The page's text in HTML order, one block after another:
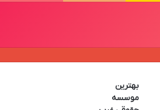
بهترین
موسسه